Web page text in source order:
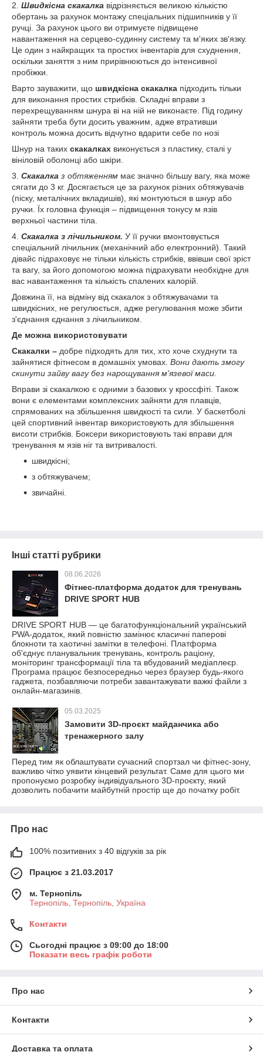
2. Швидкісна скакалка відрізняється великою кількістю
обертань за рахунок монтажу спеціальних підшипників у її
ручці. За рахунок цього ви отримуєте підвищене
навантаження на серцево-судинну систему та м'яких зв'язку.
Це один з найкращих та простих інвентарів для схуднення,
оскільки заняття з ним прирівнюються до інтенсивної
пробіжки.
Варто зауважити, що швидкісна скакалка підходить тільки
для виконання простих стрибків. Складні вправи з
перехрещуванням шнура ві на ній не виконаєте. Під годину
зайняти треба бути досить уважним, адже втративши
контроль можна досить відчутно вдарити себе по нозі
Шнур на таких скакалках виконується з пластику, сталі у
вініловій оболонці або шкіри.
3. Скакалка з обтяженням має значно більшу вагу, яка може
сягати до 3 кг. Досягається це за рахунок різних обтяжувачів
(піску, металічних вкладишів), які монтуються в шнур або
ручки. Їх головна функція – підвищення тонусу м язів
верхньої частини тіла.
4. Скакалка з лічильником. У її ручки вмонтовується
спеціальний лічильник (механічний або електронний). Такий
дівайс підраховує не тільки кількість стрибків, ввівши свої зріст
та вагу, за його допомогою можна підрахувати необхідне для
вас навантаження та кількість спалених калорій.
Довжина її, на відміну від скакалок з обтяжувачами та
швидкісних, не регулюється, адже регулювання може збити
з'єднання єднання з лічильником.
Де можна використовувати
Скакалки – добре підходять для тих, хто хоче схуднути та
зайнятися фітнесом в домашніх умовах. Вони дають змогу
скинути зайву вагу без нарощування м'язевої маси.
Вправи зі скакалкою є одними з базових у кроссфіті. Також
вони є елементами комплексних зайняти для плавців,
спрямованих на збільшення швидкості та сили. У баскетболі
цей спортивний інвентар використовують для збільшення
висоти стрибків. Боксери використовують такі вправи для
тренування м язів ніг та витривалості.
швидкісні;
з обтяжувачем;
звичайні.
Інші статті рубрики
08.06.2026
Фітнес-платформа додаток для тренувань
DRIVE SPORT HUB
DRIVE SPORT HUB — це багатофункціональний український
PWA-додаток, який повністю замінює класичні паперові
блокноти та хаотичні замітки в телефоні. Платформа
об'єднує планувальник тренувань, контроль раціону,
моніторинг трансформації тіла та вбудований медіаплеєр.
Програма працює безпосередньо через браузер будь-якого
гаджета, позбавляючи потреби завантажувати важкі файли з
онлайн-магазинів.
05.03.2025
Замовити 3D-проєкт майданчика або
тренажерного залу
Перед тим як облаштувати сучасний спортзал чи фітнес-зону,
важливо чітко уявити кінцевий результат. Саме для цього ми
пропонуємо розробку індивідуального 3D-проєкту, який
дозволить побачити майбутній простір ще до початку робіт.
Про нас
100% позитивних з 40 відгуків за рік
Працює з 21.03.2017
м. Тернопіль
Тернопіль, Тернопіль, Україна
Контакти
Сьогодні працює з 09:00 до 18:00
Показати весь графік роботи
Про нас
Контакти
Доставка та оплата